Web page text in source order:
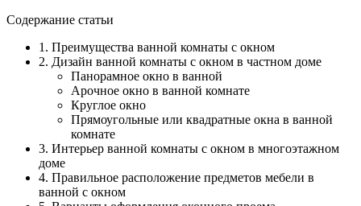
Содержание статьи
1. Преимущества ванной комнаты с окном
2. Дизайн ванной комнаты с окном в частном доме
Панорамное окно в ванной
Арочное окно в ванной комнате
Круглое окно
Прямоугольные или квадратные окна в ванной
комнате
3. Интерьер ванной комнаты с окном в многоэтажном
доме
4. Правильное расположение предметов мебели в
ванной с окном